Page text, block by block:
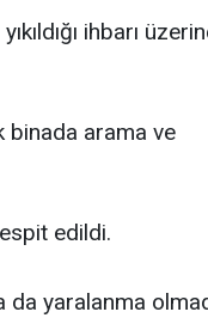
ihbarı
binada arama ve
edildi.
da yaralanma